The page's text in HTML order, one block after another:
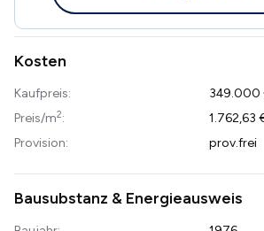
Kosten
Kaufpreis:
Preis/m2:
Provision:
prov.frei
Bausubstanz & Energieausweis